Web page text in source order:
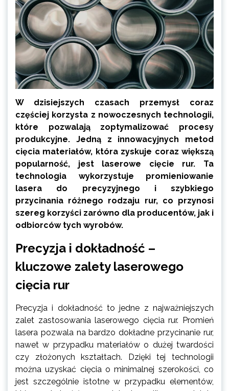
W dzisiejszych czasach przemysł coraz
częściej korzysta z nowoczesnych technologii,
które pozwalają zoptymalizować procesy
produkcyjne. Jedną z innowacyjnych metod
cięcia materiałów, która zyskuje coraz większą
popularność, jest laserowe cięcie rur. Ta
technologia wykorzystuje promieniowanie
lasera do precyzyjnego i szybkiego
przycinania różnego rodzaju rur, co przynosi
szereg korzyści zarówno dla producentów, jak i
odbiorców tych wyrobów.
Precyzja i dokładność –
kluczowe zalety laserowego
cięcia rur
Precyzja i dokładność to jedne z najważniejszych
zalet zastosowania laserowego cięcia rur. Promień
lasera pozwala na bardzo dokładne przycinanie rur,
nawet w przypadku materiałów o dużej twardości
czy złożonych kształtach. Dzięki tej technologii
można uzyskać cięcia o minimalnej szerokości, co
jest szczególnie istotne w przypadku elementów,